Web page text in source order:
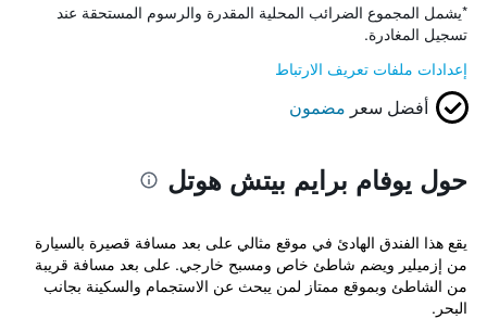
*يشمل المجموع الضرائب المحلية المقدرة والرسوم المستحقة عند
تسجيل المغادرة.
إعدادات ملفات تعريف الارتباط
أفضل سعر مضمون
حول يوفام برايم بيتش هوتل
يقع هذا الفندق الهادئ في موقع مثالي على بعد مسافة قصيرة بالسيارة
من إزميلير ويضم شاطئ خاص ومسبح خارجي. على بعد مسافة قريبة
من الشاطئ وبموقع ممتاز لمن يبحث عن الاستجمام والسكينة بجانب
البحر.